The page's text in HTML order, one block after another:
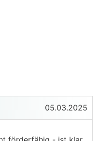
05.03.2025